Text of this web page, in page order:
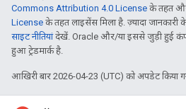
Commons Attribution 4.0 License के तहत
License के तहत लाइसेंस मिला है. ज़्यादा जानकारी
साइट नीतियांदेखें. Oracle और/या इससे जुड़ी हुई
हुआ ट्रेडमार्क है.
आखिरी बार 2026-04-23 (UTC) को अपडेट किया